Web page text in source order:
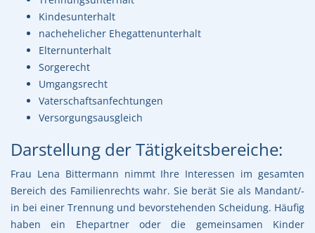
Kindesunterhalt
nachehelicher Ehegattenunterhalt
Elternunterhalt
Sorgerecht
Umgangsrecht
Vaterschaftsanfechtungen
Versorgungsausgleich
Darstellung der Tätigkeitsbereiche:
Frau Lena Bittermann nimmt Ihre Interessen im gesamten
Bereich des Familienrechts wahr. Sie berät Sie als Mandant/-
in bei einer Trennung und bevorstehenden Scheidung. Häufig
haben ein Ehepartner oder die gemeinsamen Kinder